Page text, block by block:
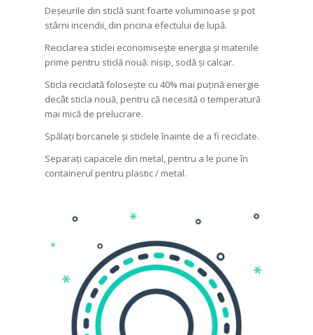
Deșeurile din sticlă sunt foarte voluminoase și pot
stârni incendii, din pricina efectului de lupă.
Reciclarea sticlei economisește energia și materiile
prime pentru sticlă nouă: nisip, sodă și calcar.
Sticla reciclată folosește cu 40% mai puțină energie
decât sticla nouă, pentru că necesită o temperatură
mai mică de prelucrare.
Spălați borcanele și sticlele înainte de a fi reciclate.
Separați capacele din metal, pentru a le pune în
containerul pentru plastic / metal.